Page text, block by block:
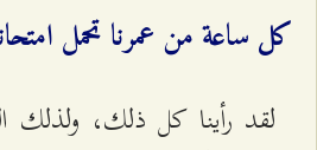
كل ساعة من عمرنا تحمل
لقد رأينا كل ذلك، ولذلك